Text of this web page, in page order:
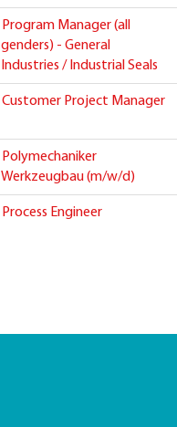
Program Manager (all
genders) - General
Industries / Industrial Seals
Customer Project Manager
Polymechaniker
Werkzeugbau (m/w/d)
Process Engineer